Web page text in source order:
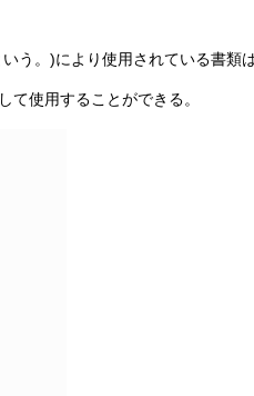
う。)により使用されている書類
使用することができる。